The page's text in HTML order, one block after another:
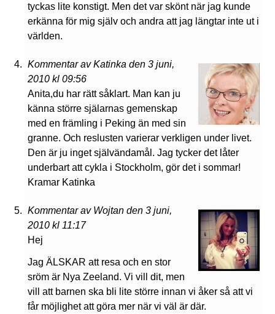
tyckas lite konstigt. Men det var skönt när jag kunde
erkänna för mig själv och andra att jag längtar inte ut i
världen.
Kommentar av Katinka den 3 juni,
2010 kl 09:56
Anita,du har rätt såklart. Man kan ju
känna större själarnas gemenskap
med en främling i Peking än med sin
granne. Och reslusten varierar verkligen under livet.
Den är ju inget självändamål. Jag tycker det låter
underbart att cykla i Stockholm, gör det i sommar!
Kramar Katinka
Kommentar av Wojtan den 3 juni,
2010 kl 11:17
Hej
Jag ÄLSKAR att resa och en stor
sröm är Nya Zeeland. Vi vill dit, men
vill att barnen ska bli lite större innan vi åker så att vi
får möjlighet att göra mer när vi väl är där.